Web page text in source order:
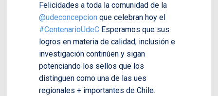
Felicidades a toda la comunidad de la
@udeconcepcion que celebran hoy el
#CentenarioUdeC Esperamos que sus
logros en materia de calidad, inclusión e
investigación continúen y sigan
potenciando los sellos que los
distinguen como una de las ues
regionales + importantes de Chile.